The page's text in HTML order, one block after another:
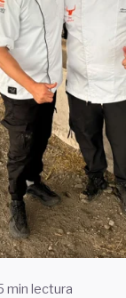
por
min lectura